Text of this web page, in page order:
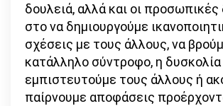
δουλειά, αλλά και οι προσωπικές
στο να δημιουργούμε
σχέσεις με τους άλλους, να
κατάλληλο σύντροφο, η δυσκολία
εμπιστευτούμε τους άλλους ή
παίρνουμε αποφάσεις